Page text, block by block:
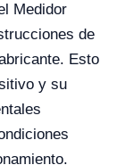
Medidor
de
Esto
y su